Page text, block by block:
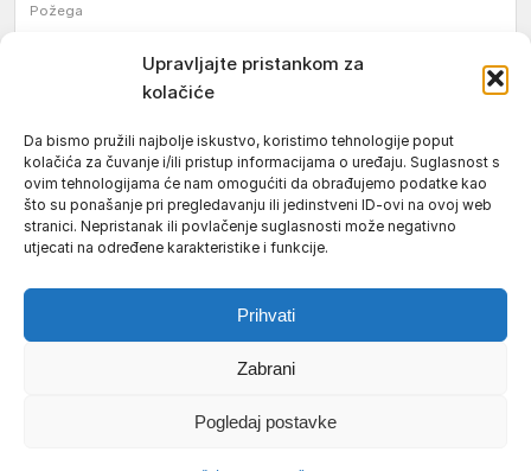
Upravljajte pristankom za
kolačiće
Da bismo pružili najbolje iskustvo, koristimo tehnologije poput
kolačića za čuvanje i/ili pristup informacijama o uređaju. Suglasnost s
ovim tehnologijama će nam omogućiti da obrađujemo podatke kao
što su ponašanje pri pregledavanju ili jedinstveni ID-ovi na ovoj web
stranici. Nepristanak ili povlačenje suglasnosti može negativno
utjecati na određene karakteristike i funkcije.
Prihvati
Zabrani
Pogledaj postavke
Požega
Sezonski pomoćni radnik / sezonska pomoćna radnica
Pomoćni pekar / pomoćna pekarica
Pekar / pekarica
Požega
Konobar / konobarica
Požega
Pravila privatnosti